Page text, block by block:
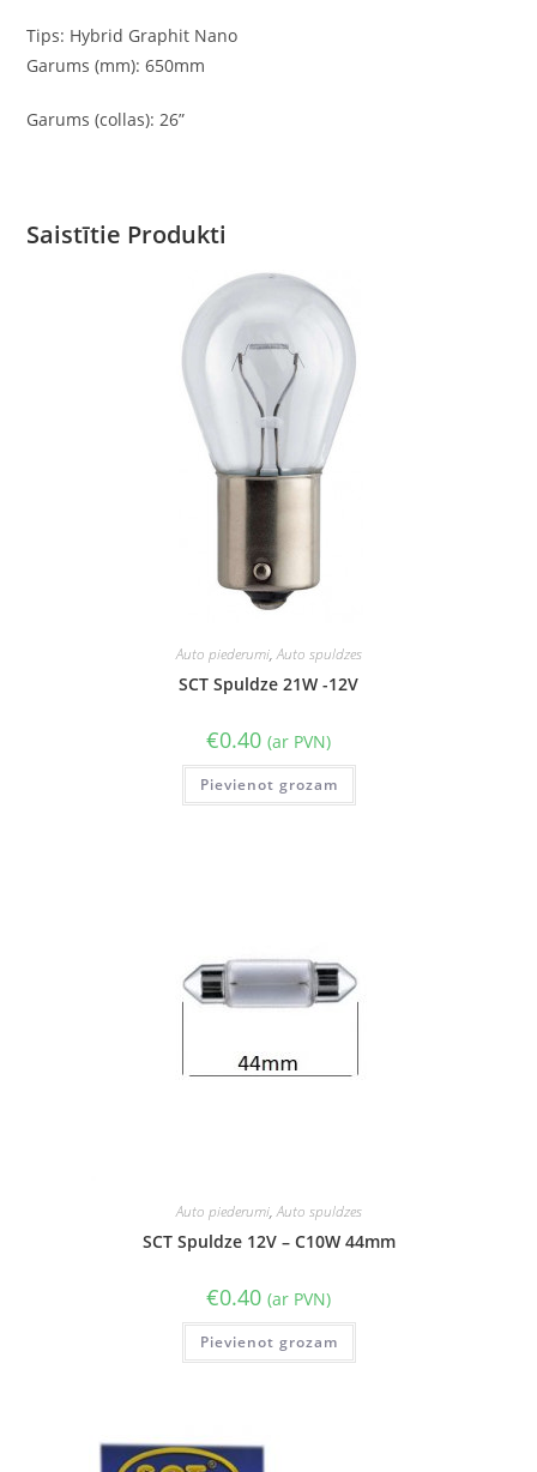
Tips: Hybrid Graphit Nano
Garums (mm): 650mm
Garums (collas): 26”
Saistītie Produkti
Auto piederumi,Auto spuldzes
SCT Spuldze 21W -12V
€0.40 (ar PVN)
Pievienot grozam
Auto piederumi,Auto spuldzes
SCT Spuldze 12V – C10W 44mm
€0.40 (ar PVN)
Pievienot grozam